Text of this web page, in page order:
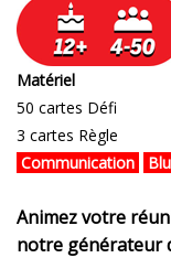
Matériel
50 cartes Défi
3 cartes Règle
Communication
Animez votre
notre générateur